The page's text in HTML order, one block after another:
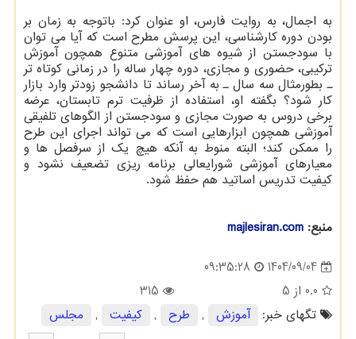
به اجمال، به روایت فارس، او عنوان کرد: باتوجه به زمان بر
بودن دوره کارشناسی، این پرسش مطرح است که آیا می توان
با سودجستن از شیوه های آموزشی متنوع همچون آموزش
ترکیبی، حضوری و مجازی، دوره چهار ساله را در زمانی کوتاه تر
ـ بطورمثال سه سال ـ به آخر رساند تا دانشجو زودتر وارد بازار
کار شود؟ بگفته او، استفاده از ظرفیت ترم تابستان، عرضه
برخی دروس به صورت مجازی و سودجستن از الگوهای تلفیقی
آموزشی همچون ابزارهایی است که می تواند اجرای این طرح
را ممکن کند؛ البته منوط به آنکه هیچ یک از سرفصل ها و
معیارهای آموزشی شورایعالی برنامه ریزی تضعیف نشود و
کیفیت تدریس اساتید هم حفظ شود.
منبع: majlesiran.com
1404/09/04
09:35:28
0.0 از 5
315
تگهای خبر:
آموزش , طرح , كیفیت ,
مجلس